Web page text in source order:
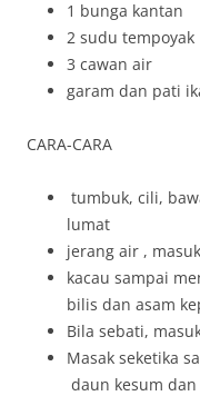
1 bunga kantan
2 sudu tempoyak
3 cawan air
garam dan pati
CARA-CARA
tumbuk, cili,
lumat
jerang air ,
kacau sampai
bilis dan asam
Bila sebati,
Masak seketika
daun kesum